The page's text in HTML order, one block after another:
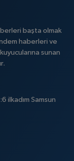
başta olmak
haberleri ve
sunan
ilkadım Samsun